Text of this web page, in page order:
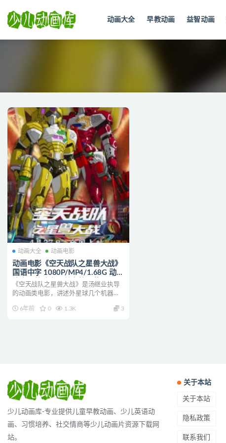
动画大全 早教动画 益智动画
动画大全 动画电影
动画电影《空天战队之星兽大战》
国语中字 1080P/MP4/1.68G 动画
片空天战队之星兽大战下载
《空天战队之星兽大战》是汤继业执导
的动画类电影，讲述外星球几个机器人
6年前
0 1.3K 3
少儿动画库-专业提供儿童早教动画、少儿英语动
画、习惯培养、社交情商等少儿动画片资源下载网
站。
关于本站
关于本站
隐私政策
联系我们